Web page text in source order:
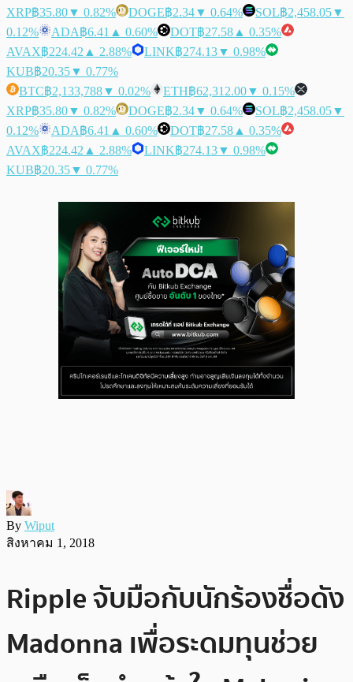
XRP฿35.80▼ 0.82% DOGE฿2.34▼ 0.64% SOL฿2,458.05▼
0.12%
ADA฿6.41 ▲ 0.60% DOT฿27.58 ▲ 0.35%
AVAX฿224.42 ▲ 2.88% LINK฿274.13▼ 0.98%
KUB฿20.35▼ 0.77%
BTC฿2,133,788▼ 0.02% ETH฿62,312.00▼ 0.15%
XRP฿35.80▼ 0.82% DOGE฿2.34▼ 0.64% SOL฿2,458.05▼
0.12%
ADA฿6.41 ▲ 0.60% DOT฿27.58 ▲ 0.35%
AVAX฿224.42 ▲ 2.88% LINK฿274.13▼ 0.98%
KUB฿20.35▼ 0.77%
By Wiput
สิงหาคม 1, 2018
Ripple จับมือกับนักร้องชื่อดัง
Madonna เพื่อระดมทุนช่วย